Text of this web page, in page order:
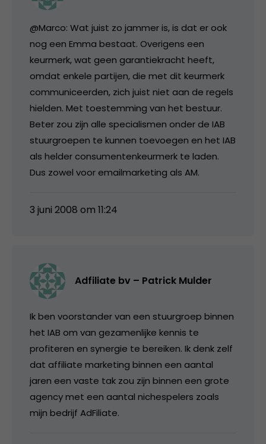
@Marco: Wat juist zo jammer is, is dat er ook
nog een Emma bestaat. Overigens een
keurmerk, wat geen garantiekracht heeft,
omdat enkele partijen, die met dit keurmerk
communiceerden, zich juist niet aan de regels
hielden. Met toestemming van het bestuur.
Beter zou zijn alle specialismen onder de IAB
stuurgroepen te kunnen toevoegen en het IAB
als helder consumentenkeurmerk te laden.
Dus zowel voor emailmarketing als AM.
3 juni 2008 om 11:24
Adfiliate bv – Patrick Mulder
Ik ben voorstander van een stuurgroep binnen
het IAB om van gezamenlijke kennis te
profiteren en synergie te bereiken. Ik denk zelf
dat affiliate marketing binnen een aantal
jaren een vaste tak zou zijn binnen een grote
agency met een aantal nichespelers zoals
mijn bedrijf AdFiliate.